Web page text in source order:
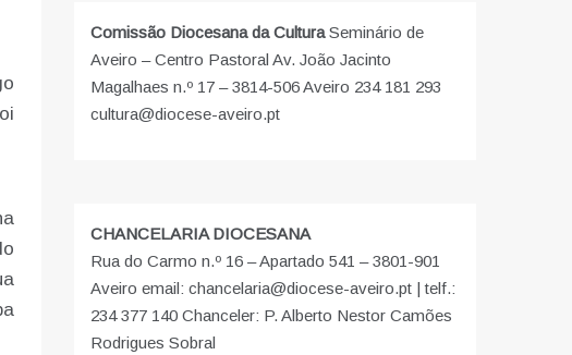
Comissão Diocesana da CulturaSeminário de
Aveiro – Centro Pastoral Av. João Jacinto
Magalhaes n.º 17 – 3814-506 Aveiro 234 181 293
cultura@diocese-aveiro.pt
CHANCELARIA DIOCESANA
Rua do Carmo n.º 16 – Apartado 541 – 3801-901
Aveiro email: chancelaria@diocese-aveiro.pt | telf.:
234 377 140 Chanceler: P. Alberto Nestor Camões
Rodrigues Sobral